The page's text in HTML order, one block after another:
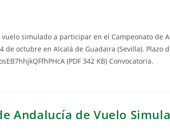
simulado a participar en el Campeonato de
de octubre en Alcalá de Guadaira (Sevilla). Plazo
(PDF 342 KB) Convocatoria.
Andalucía de Vuelo